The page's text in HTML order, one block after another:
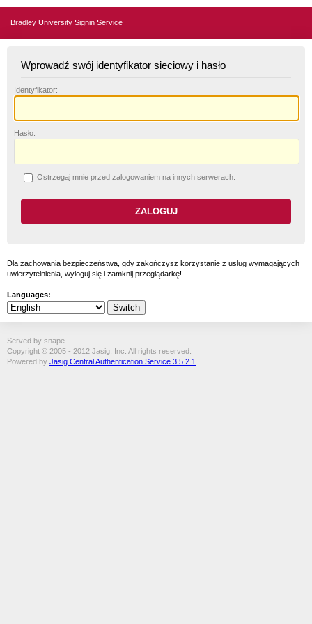
Bradley University Signin Service
Wprowadź swój identyfikator sieciowy i hasło
Identyfikator:
Hasło:
Ostrzegaj mnie przed zalogowaniem na innych serwerach.
Dla zachowania bezpieczeństwa, gdy zakończysz korzystanie z usług wymagających
uwierzytelnienia, wyloguj się i zamknij przeglądarkę!
Languages:
Served by snape
Copyright © 2005 - 2012 Jasig, Inc. All rights reserved.
Powered by Jasig Central Authentication Service 3.5.2.1